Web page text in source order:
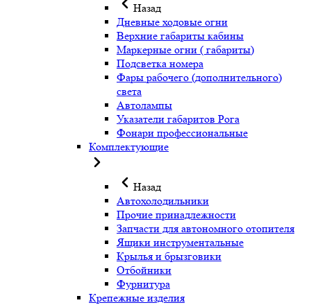
Назад
Дневные ходовые огни
Верхние габариты кабины
Маркерные огни ( габариты)
Подсветка номера
Фары рабочего (дополнительного)
света
Автолампы
Указатели габаритов Рога
Фонари профессиональные
Комплектующие
Назад
Автохолодильники
Прочие принадлежности
Запчасти для автономного отопителя
Ящики инструментальные
Крылья и брызговики
Отбойники
Фурнитура
Крепежные изделия